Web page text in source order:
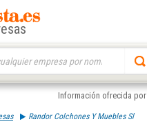
Información ofrecida por
Randor Colchones Y Muebles Sl